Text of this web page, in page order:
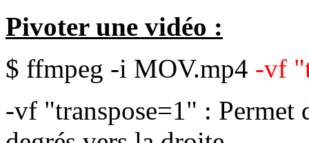
Pivoter une vidéo :
$ ffmpeg -i MOV.mp4 -vf
-vf "transpose=1" : Permet